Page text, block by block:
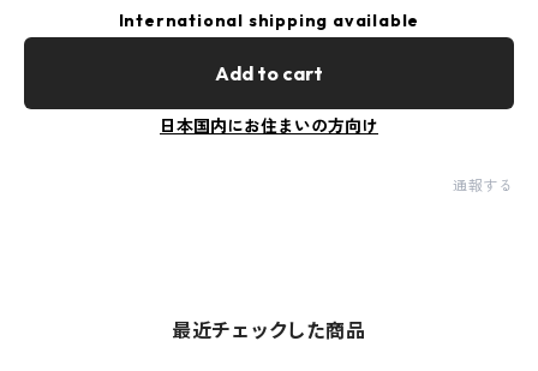
International shipping available
Add to cart
日本国内にお住まいの方向け
通報する
最近チェックした商品